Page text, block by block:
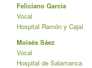
Feliciano García
Vocal
Hospital Ramón y Cajal
Moisés Sáez
Vocal
Hospital de Salamanca